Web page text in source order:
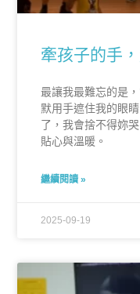
牽孩子的手
最讓我最難忘的是
默用手遮住我的眼
了，我會捨不得妳
貼心與溫暖。
繼續閱讀 »
2025-09-19